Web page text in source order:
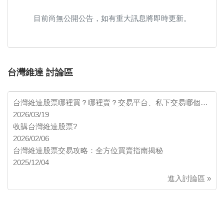
目前尚無公開公告，如有重大訊息將即時更新。
台灣維達 討論區
台灣維達股票哪裡買？哪裡賣？交易平台、私下交易哪個…
2026/03/19
收購台灣維達股票?
2026/02/06
台灣維達股票交易攻略：全方位買賣指南揭秘
2025/12/04
進入討論區 »